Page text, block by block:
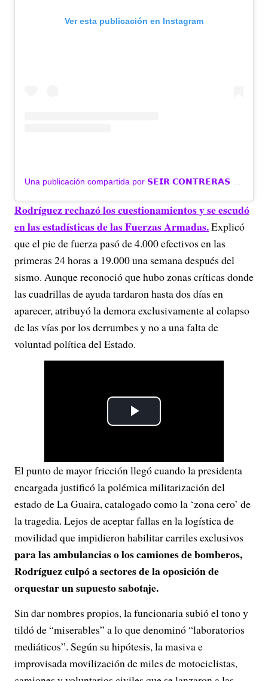
Ver esta publicación en Instagram
Rodríguez rechazó los cuestionamientos y se escudó
en las estadísticas de las Fuerzas Armadas.Explicó
que el pie de fuerza pasó de 4.000 efectivos en las
primeras 24 horas a 19.000 una semana después del
sismo. Aunque reconoció que hubo zonas críticas donde
las cuadrillas de ayuda tardaron hasta dos días en
aparecer, atribuyó la demora exclusivamente al colapso
de las vías por los derrumbes y no a una falta de
voluntad política del Estado.
P
a
y
V
i
d
e
o
El punto de mayor fricción llegó cuando la presidenta
encargada justificó la polémica militarización del
estado de La Guaira, catalogado como la ‘zona cero’ de
la tragedia. Lejos de aceptar fallas en la logística de
movilidad que impidieron habilitar carriles exclusivos
para las ambulancias o los camiones de bomberos,
Rodríguez culpó a sectores de la oposición de
orquestar un supuesto sabotaje.
Sin dar nombres propios, la funcionaria subió el tono y
tildó de “miserables” a lo que denominó “laboratorios
mediáticos”. Según su hipótesis, la masiva e
improvisada movilización de miles de motociclistas,